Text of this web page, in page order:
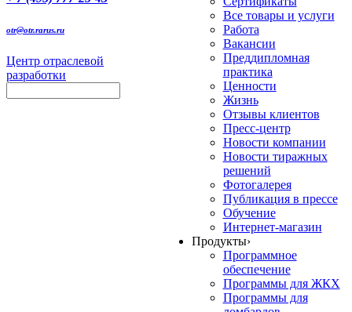
otr@otr.rarus.ru
Центр отраслевой
разработки
Все товары и услуги
Работа
Вакансии
Преддипломная
практика
Ценности
Жизнь
Отзывы клиентов
Пресс-центр
Новости компании
Новости тиражных
решений
Фотогалерея
Публикация в прессе
Обучение
Интернет-магазин
Продукты›
Программное
обеспечение
Программы для ЖКХ
Программы для